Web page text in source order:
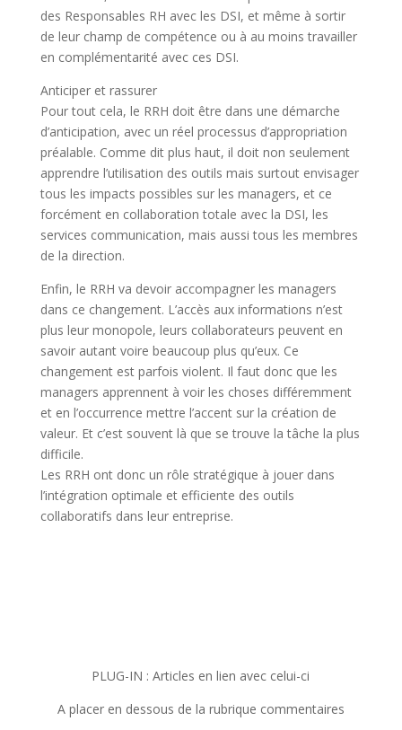
des Responsables RH avec les DSI, et même à sortir
de leur champ de compétence ou à au moins travailler
en complémentarité avec ces DSI.
Anticiper et rassurer
Pour tout cela, le RRH doit être dans une démarche
d’anticipation, avec un réel processus d’appropriation
préalable. Comme dit plus haut, il doit non seulement
apprendre l’utilisation des outils mais surtout envisager
tous les impacts possibles sur les managers, et ce
forcément en collaboration totale avec la DSI, les
services communication, mais aussi tous les membres
de la direction.
Enfin, le RRH va devoir accompagner les managers
dans ce changement. L’accès aux informations n’est
plus leur monopole, leurs collaborateurs peuvent en
savoir autant voire beaucoup plus qu’eux. Ce
changement est parfois violent. Il faut donc que les
managers apprennent à voir les choses différemment
et en l’occurrence mettre l’accent sur la création de
valeur. Et c’est souvent là que se trouve la tâche la plus
difficile.
Les RRH ont donc un rôle stratégique à jouer dans
l’intégration optimale et efficiente des outils
collaboratifs dans leur entreprise.
PLUG-IN : Articles en lien avec celui-ci
A placer en dessous de la rubrique commentaires